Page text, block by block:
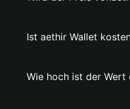
Ist aethir Wallet
Wie hoch ist der Wert